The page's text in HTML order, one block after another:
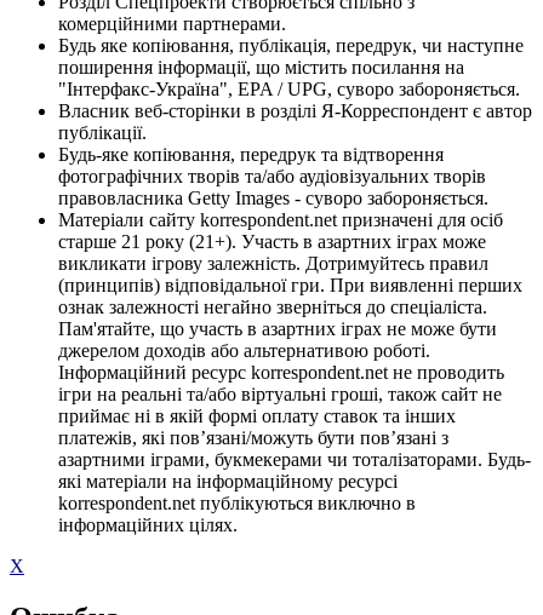
комерційними партнерами.
Будь яке копіювання, публікація, передрук, чи наступне
поширення інформації, що містить посилання на
"Інтерфакс-Україна", EPA / UPG, суворо забороняється.
Власник веб-сторінки в розділі Я-Корреспондент є автор
публікації.
Будь-яке копіювання, передрук та відтворення
фотографічних творів та/або аудіовізуальних творів
правовласника Getty Images - суворо забороняється.
Матеріали сайту korrespondent.net призначені для осіб
старше 21 року (21+). Участь в азартних іграх може
викликати ігрову залежність. Дотримуйтесь правил
(принципів) відповідальної гри. При виявленні перших
ознак залежності негайно зверніться до спеціаліста.
Пам'ятайте, що участь в азартних іграх не може бути
джерелом доходів або альтернативою роботі.
Інформаційний ресурс korrespondent.net не проводить
ігри на реальні та/або віртуальні гроші, також сайт не
приймає ні в якій формі оплату ставок та інших
платежів, які пов’язані/можуть бути пов’язані з
азартними іграми, букмекерами чи тоталізаторами. Будь-
які матеріали на інформаційному ресурсі
korrespondent.net публікуються виключно в
інформаційних цілях.
X